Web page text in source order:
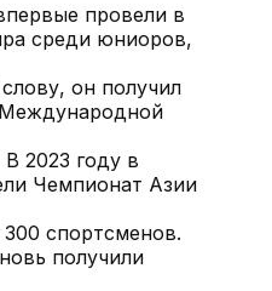
провели в
среди юниоров,
он получил
2023 году в
Чемпионат Азии
спортсменов.
получили